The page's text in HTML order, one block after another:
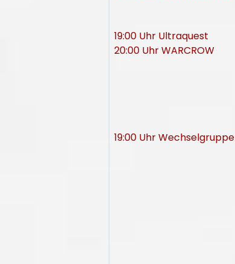
19:00 Uhr Ultraquest
20:00 Uhr WARCROW
19:00 Uhr Wechselgruppe